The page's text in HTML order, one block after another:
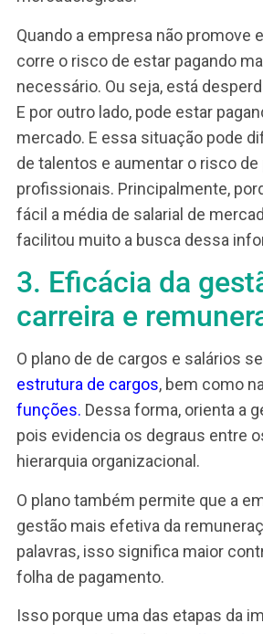
Externo
Implantar um plano de cargos
estruturado
promove o
O equilíbrio externo diz
salários pagos pela empresa e
mercado. Isto é, o plano
equilíbrio entre os salários
Quando a empresa não
corre o risco de estar pagando
necessário. Ou seja, está
E por outro lado, pode estar
mercado. E essa situação
de talentos e aumentar o risco
profissionais. Principalmente,
fácil a média de salarial de
facilitou muito a busca dessa
3. Eficácia da
carreira e